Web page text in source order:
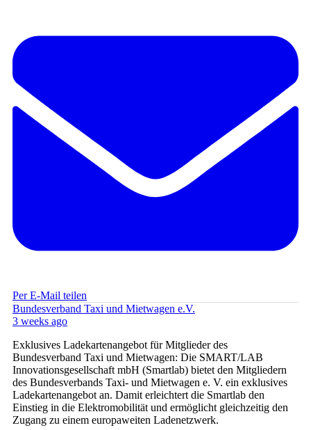
Per E-Mail teilen
Bundesverband Taxi und Mietwagen e.V.
3 weeks ago
Exklusives Ladekartenangebot für Mitglieder des
Bundesverband Taxi und Mietwagen: Die SMART/LAB
Innovationsgesellschaft mbH (Smartlab) bietet den Mitgliedern
des Bundesverbands Taxi- und Mietwagen e. V. ein exklusives
Ladekartenangebot an. Damit erleichtert die Smartlab den
Einstieg in die Elektromobilität und ermöglicht gleichzeitig den
Zugang zu einem europaweiten Ladenetzwerk.